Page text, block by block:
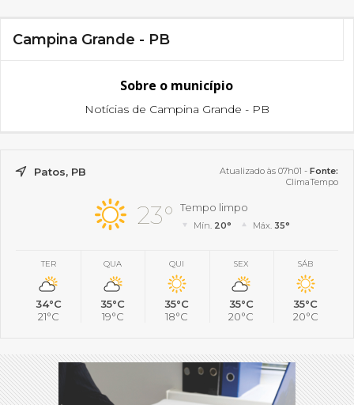
Campina Grande - PB
Sobre o município
Notícias de Campina Grande - PB
Patos, PB Atualizado às 07h01 - Fonte:
ClimaTempo
23° Tempo limpo
Mín. 20° Máx. 35°
TER
34°C
21°C
QUA
35°C
19°C
QUI
35°C
18°C
SEX
35°C
20°C
SÁB
35°C
20°C